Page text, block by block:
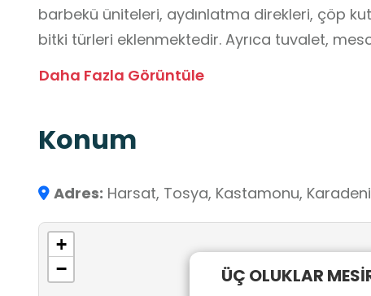
barbekü üniteleri, aydınlatma direkleri, çöp
bitki türleri eklenmektedir. Ayrıca tuvalet,
09.00’dan gece yarısına kadar açık olan
için elverişli bir ortam sunan Üçoluklar,
Daha Fazla Görüntüle
Konum
Adres: Harsat, Tosya, Kastamonu,
ÜÇ OLUKLAR
+
−